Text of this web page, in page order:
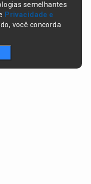
semelhantes
Privacidade e
você concorda